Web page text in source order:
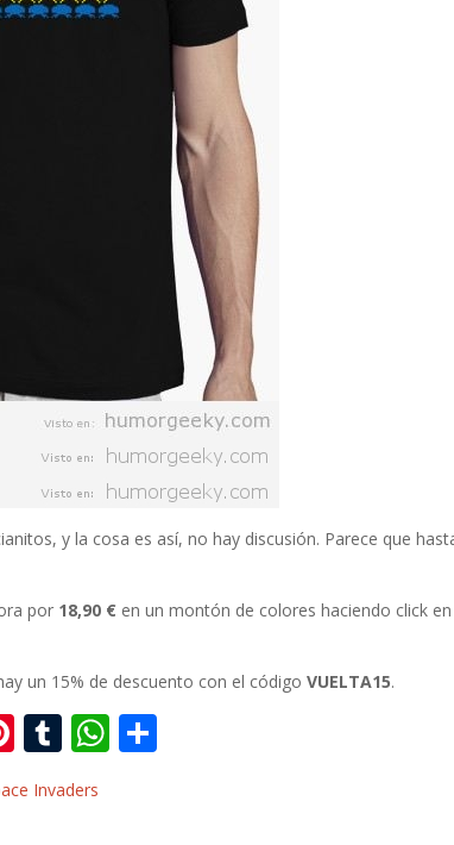
y la cosa es así, no hay discusión. Parece que
por 18,90 € en un montón de colores haciendo click
un 15% de descuento con el código VUELTA15.
Pi
nt
er
T
u
m
W
Invaders